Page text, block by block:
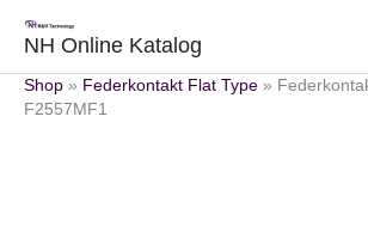
Inhalt
springen
NH Online Katalog
Shop » Federkontakt Flat Type »
F2557MF1